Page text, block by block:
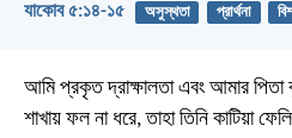
যাকোব ৫:১৪-১৫ অসুস্থতা প্রার্থনা
আমি প্রকৃত দ্রাক্ষালতা এবং আমার
শাখায় ফল না ধরে, তাহা তিনি কাটিয়া